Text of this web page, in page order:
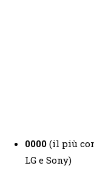
0000 (il più
LG e Sony)